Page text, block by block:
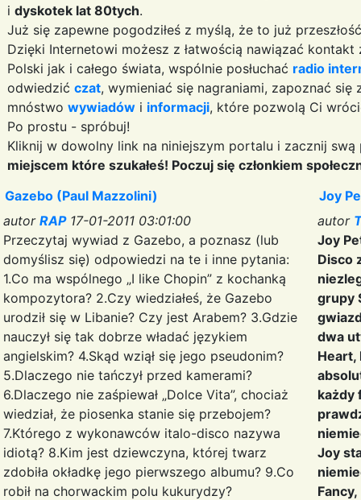
i dyskotek lat 80tych.
Już się zapewne pogodziłeś z myślą, że to już
Dzięki Internetowi możesz z łatwością nawiązać
Polski jak i całego świata, wspólnie posłuchać radio
odwiedzić czat, wymieniać się nagraniami, zapoznać się
mnóstwo wywiadów i informacji, które pozwolą Ci
Po prostu - spróbuj!
Kliknij w dowolny link na niniejszym portalu i zacznij
miejscem które szukałeś! Poczuj się członkiem
Gazebo (Paul Mazzolini)
autor RAP17-01-2011 03:01:00
Przeczytaj wywiad z Gazebo, a poznasz (lub
domyślisz się) odpowiedzi na te i inne pytania:
1.Co ma wspólnego „I like Chopin” z kochanką
kompozytora? 2.Czy wiedziałeś, że Gazebo
urodził się w Libanie? Czy jest Arabem? 3.Gdzie
nauczył się tak dobrze władać językiem
angielskim? 4.Skąd wziął się jego pseudonim?
5.Dlaczego nie tańczył przed kamerami?
6.Dlaczego nie zaśpiewał „Dolce Vita”, chociaż
wiedział, że piosenka stanie się przebojem?
7.Którego z wykonawców italo-disco nazywa
idiotą? 8.Kim jest dziewczyna, której twarz
zdobiła okładkę jego pierwszego albumu? 9.Co
robił na chorwackim polu kukurydzy?
Joy
autor
Joy
Disco
grupy
dwa
Heart,
każdy
Joy